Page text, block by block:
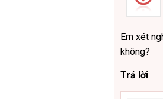
Em xét
không?
Trả lời